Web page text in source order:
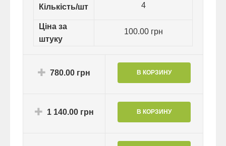
Кількість/шт 4
Ціна за
штуку
100.00 грн
780.00 грн
1 140.00 грн